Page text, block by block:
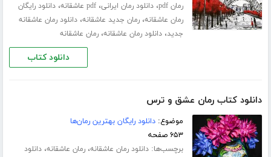
رمان pdf ،دانلود رمان ایرانی،pdf عاشقانه ،دانلود رایگان
رمان عاشقانه،رمان جدید عاشقانه،دانلود رمان عاشقانه
جدید،دانلود رمان عاشقانه،رمان عاشقانه
دانلود کتاب
دانلود کتاب رمان عشق و ترس
موضوع:دانلود رایگان بهترین رمان‌ها
۶۵۳ صفحه
برچسب‌ها:دانلود رمان عاشقانه،رمان عاشقانه،دانلود